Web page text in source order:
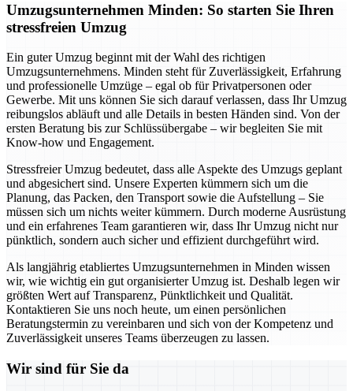
Umzugsunternehmen Minden: So starten Sie Ihren
stressfreien Umzug
Ein guter Umzug beginnt mit der Wahl des richtigen
Umzugsunternehmens. Minden steht für Zuverlässigkeit, Erfahrung
und professionelle Umzüge – egal ob für Privatpersonen oder
Gewerbe. Mit uns können Sie sich darauf verlassen, dass Ihr Umzug
reibungslos abläuft und alle Details in besten Händen sind. Von der
ersten Beratung bis zur Schlüssübergabe – wir begleiten Sie mit
Know-how und Engagement.
Stressfreier Umzug bedeutet, dass alle Aspekte des Umzugs geplant
und abgesichert sind. Unsere Experten kümmern sich um die
Planung, das Packen, den Transport sowie die Aufstellung – Sie
müssen sich um nichts weiter kümmern. Durch moderne Ausrüstung
und ein erfahrenes Team garantieren wir, dass Ihr Umzug nicht nur
pünktlich, sondern auch sicher und effizient durchgeführt wird.
Als langjährig etabliertes Umzugsunternehmen in Minden wissen
wir, wie wichtig ein gut organisierter Umzug ist. Deshalb legen wir
größten Wert auf Transparenz, Pünktlichkeit und Qualität.
Kontaktieren Sie uns noch heute, um einen persönlichen
Beratungstermin zu vereinbaren und sich von der Kompetenz und
Zuverlässigkeit unseres Teams überzeugen zu lassen.
Wir sind für Sie da